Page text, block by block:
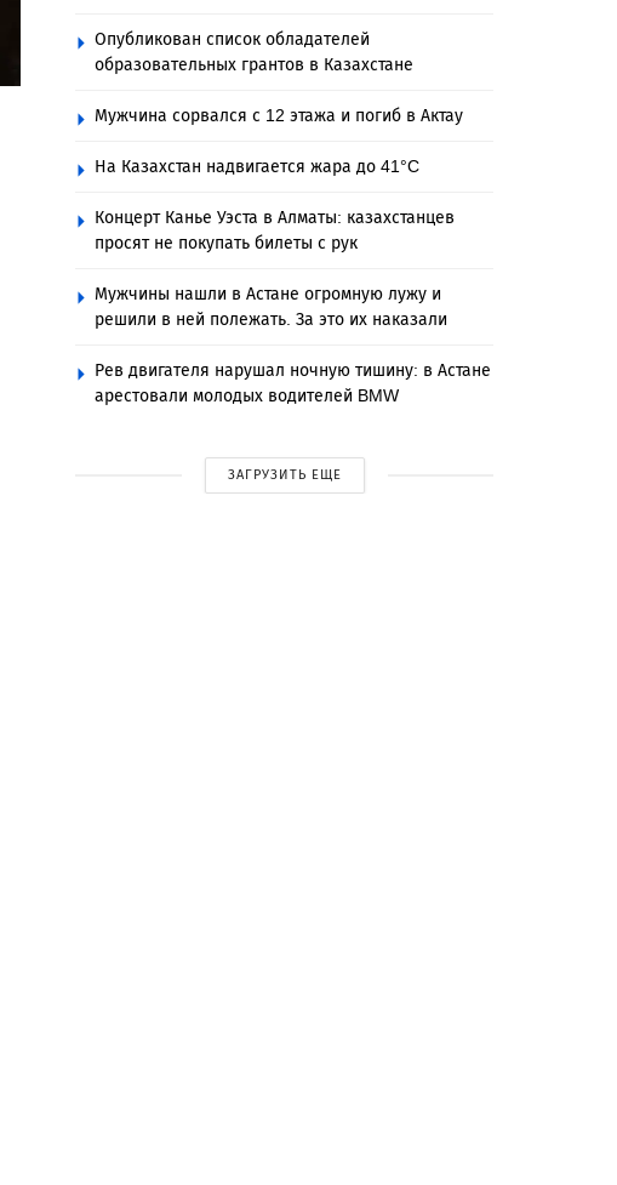
Опубликован список обладателей
образовательных грантов в Казахстане
Мужчина сорвался с 12 этажа и погиб в Актау
На Казахстан надвигается жара до 41°C
Концерт Канье Уэста в Алматы: казахстанцев
просят не покупать билеты с рук
Мужчины нашли в Астане огромную лужу и
решили в ней полежать. За это их наказали
Рев двигателя нарушал ночную тишину: в Астане
арестовали молодых водителей BMW
ЗАГРУЗИТЬ ЕЩЕ